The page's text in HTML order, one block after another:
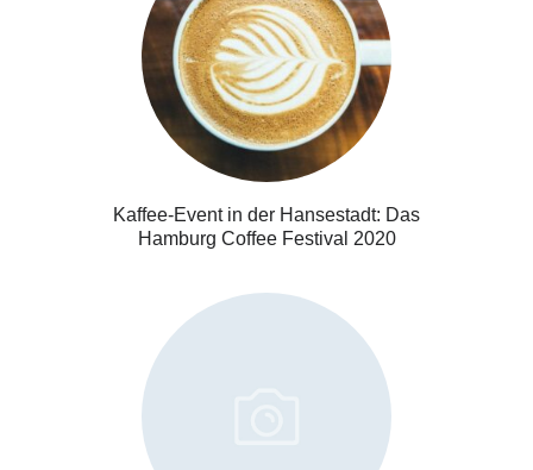
Kaffee-Event in der Hansestadt: Das
Hamburg Coffee Festival 2020